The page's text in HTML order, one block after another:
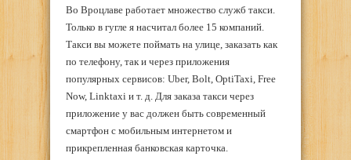
Во Вроцлаве работает множество служб такси.
Только в гугле я насчитал более 15 компаний.
Такси вы можете поймать на улице, заказать как
по телефону, так и через приложения
популярных сервисов: Uber, Bolt, OptiTaxi, Free
Now, Linktaxi и т. д. Для заказа такси через
приложение у вас должен быть современный
смартфон с мобильным интернетом и
прикрепленная банковская карточка.